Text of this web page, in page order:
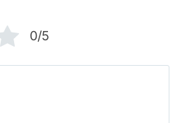
0/5